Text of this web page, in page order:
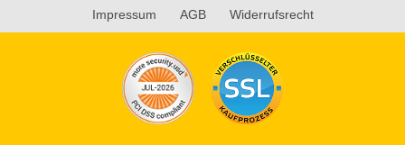
Impressum AGB Widerrufsrecht